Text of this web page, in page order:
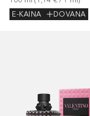
E-KAINA
DOVANA